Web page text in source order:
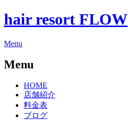
hair resort FLOW
Menu
Menu
HOME
店舗紹介
料金表
ブログ